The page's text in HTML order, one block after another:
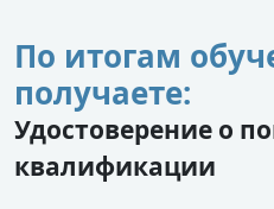
По итогам
получаете:
Удостоверение о
квалификации